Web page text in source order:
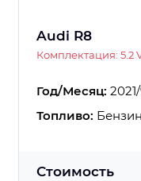
Audi R8
Комплектация: 5.2
Год/Месяц:
Топливо: Бензин
Стоимость